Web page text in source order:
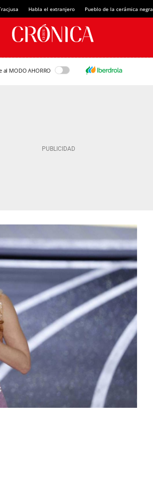
Habla el extranjero Pueblo de la cerámica negra
al MODO AHORRO